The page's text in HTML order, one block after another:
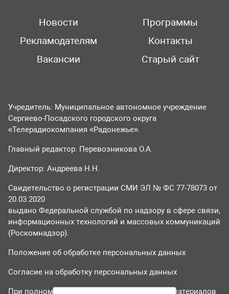
Новости
Программы
Рекламодателям
Контакты
Вакансии
Старый сайт
Учредитель: Муниципальное автономное учреждение
Сергиево-Посадского городского округа
«Телерадиокомпания «Радонежье».
Главный редактор: Перевозникова О.А.
Директор: Андреева Н.Н.
Свидетельство о регистрации СМИ ЭЛ № ФС 77-78073 от
20.03.2020
выдано Федеральной службой по надзору в сфере связи,
информационных технологий и массовых коммуникаций
(Роскомнадзор).
Положение об обработке персональных данных
Согласие на обработку персональных данных
При полном или частичном использовании материалов